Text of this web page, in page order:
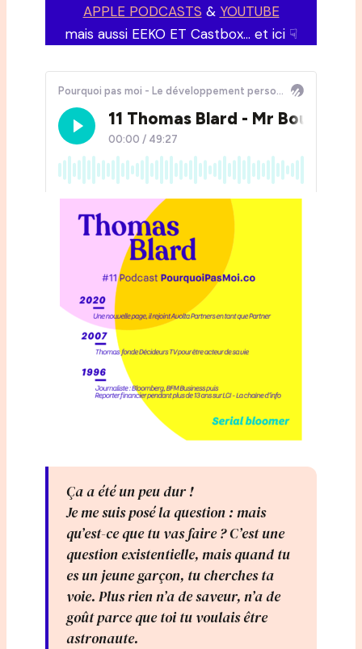
APPLE PODCASTS & YOUTUBE
mais aussi EEKO ET Castbox… et ici ☟
Ça a été un peu dur !
Je me suis posé la question : mais
qu’est-ce que tu vas faire ? C’est une
question existentielle, mais quand tu
es un jeune garçon, tu cherches ta
voie. Plus rien n’a de saveur, n’a de
goût parce que toi tu voulais être
astronaute.